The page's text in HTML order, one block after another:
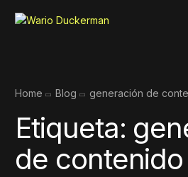
Home Blog generación de
Etiqueta:
de